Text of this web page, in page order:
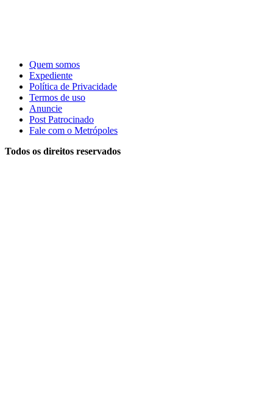
Quem somos
Expediente
Política de Privacidade
Termos de uso
Anuncie
Post Patrocinado
Fale com o Metrópoles
Todos os direitos reservados